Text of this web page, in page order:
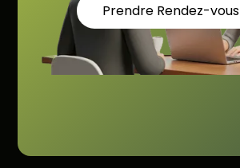
Prendre Rendez-vous